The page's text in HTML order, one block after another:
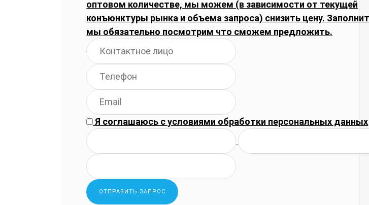
оптовом количестве, мы можем (в зависимости от текущей
конъюнктуры рынка и объема запроса) снизить цену.
мы обязательно посмотрим что сможем предложить.
Я соглашаюсь сусловиями обработки персональных данных